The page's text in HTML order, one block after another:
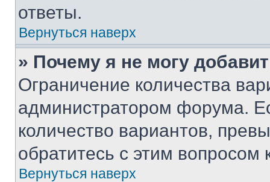
ответы.
Вернуться наверх
» Почему я не могу
Ограничение количества
администратором форума.
количество вариантов,
обратитесь с этим вопросом
Вернуться наверх